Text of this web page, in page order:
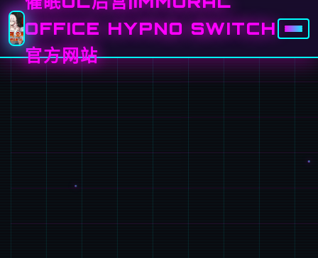
OFFICE HYPNO SWITCH
官方网站